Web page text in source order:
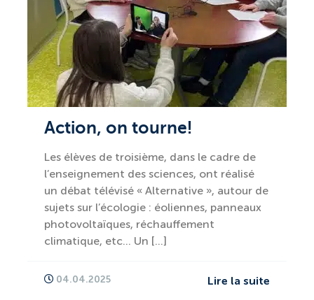
Action, on tourne!
Les élèves de troisième, dans le cadre de
l’enseignement des sciences, ont réalisé
un débat télévisé « Alternative », autour de
sujets sur l’écologie : éoliennes, panneaux
photovoltaïques, réchauffement
climatique, etc… Un […]
04.04.2025 Lire la suite